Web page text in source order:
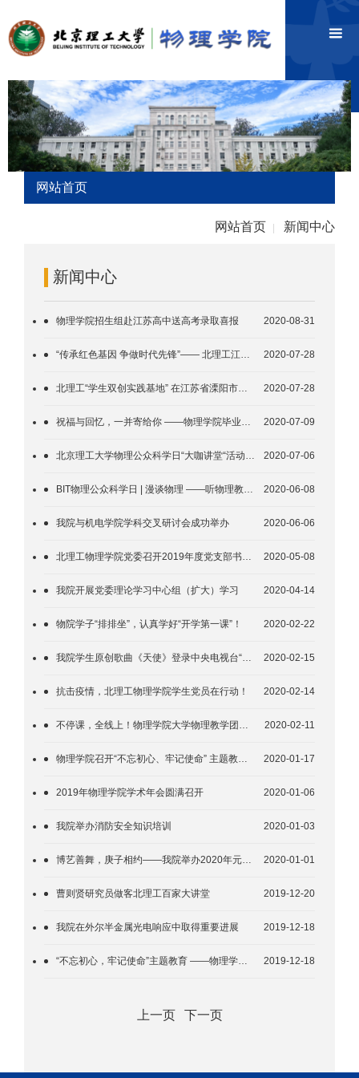
网站首页
网站首页 新闻中心
新闻中心
2020-08-31
物理学院招生组赴江苏高中送高考录取喜报
2020-07-28
“传承红色基因 争做时代先锋”—— 北理工江苏暑期红色社会实践团举行发团仪式
2020-07-28
北理工“学生双创实践基地” 在江苏省溧阳市长三角物理研究中心挂牌成立
2020-07-09
祝福与回忆，一并寄给你 ——物理学院毕业生行李代收代寄工作圆满完成
2020-07-06
北京理工大学物理公众科学日“大咖讲堂“活动顺利举行
2020-06-08
BIT物理公众科学日 | 漫谈物理 ——听物理教授们聊天儿
2020-06-06
我院与机电学院学科交叉研讨会成功举办
2020-05-08
北理工物理学院党委召开2019年度党支部书记抓党建述职评议大会
2020-04-14
我院开展党委理论学习中心组（扩大）学习
2020-02-22
物院学子“排排坐”，认真学好“开学第一课”！
2020-02-15
我院学生原创歌曲《天使》登录中央电视台“央视频”
2020-02-14
抗击疫情，北理工物理学院学生党员在行动！
2020-02-11
不停课，全线上！物理学院大学物理教学团队有备而战
2020-01-17
物理学院召开“不忘初心、牢记使命” 主题教育总结大会
2020-01-06
2019年物理学院学术年会圆满召开
2020-01-03
我院举办消防安全知识培训
2020-01-01
博艺善舞，庚子相约——我院举办2020年元旦晚会暨总结表彰大会
2019-12-20
曹则贤研究员做客北理工百家大讲堂
2019-12-18
我院在外尔半金属光电响应中取得重要进展
2019-12-18
“不忘初心，牢记使命”主题教育 ——物理学院领导班子民主生活会情况报告
上一页 下一页